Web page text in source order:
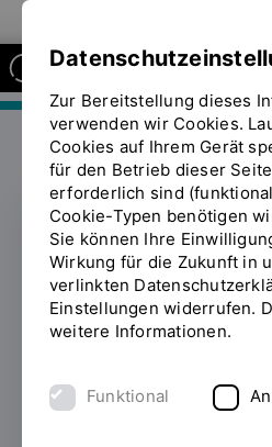
FAKULTÄT MASCHINENBAU
Grenzenloses
Potenzial:
Workshop des
Labors
Teilnehmer
Zur Bereitstellung dieses
verwenden wir Cookies.
Cookies auf Ihrem Gerät
für den Betrieb dieser
erforderlich sind
Cookie-Typen benötigen
Sie können Ihre
Wirkung für die Zukunft in
verlinkten
Einstellungen widerrufen.
weitere Informationen.
Funktional